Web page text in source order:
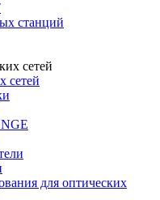
станций
сетей
для оптических